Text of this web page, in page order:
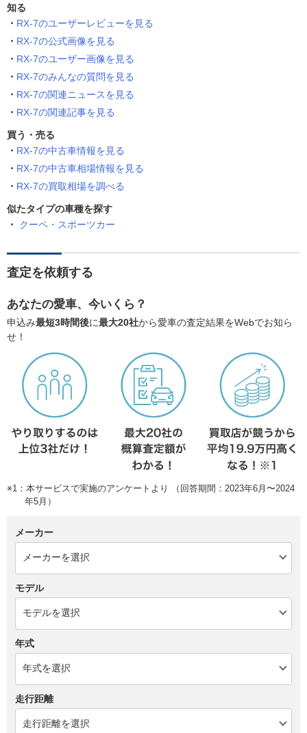
知る
RX-7のユーザーレビューを見る
RX-7の公式画像を見る
RX-7のユーザー画像を見る
RX-7のみんなの質問を見る
RX-7の関連ニュースを見る
RX-7の関連記事を見る
買う・売る
RX-7の中古車情報を見る
RX-7の中古車相場情報を見る
RX-7の買取相場を調べる
似たタイプの車種を探す
クーペ・スポーツカー
査定を依頼する
あなたの愛車、今いくら？
申込み最短3時間後に最大20社から愛車の査定結果をWebでお知ら
せ！
※1：本サービスで実施のアンケートより （回答期間：2023年6月〜2024
年5月）
メーカー
モデル
年式
走行距離